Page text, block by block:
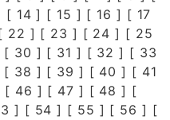
[ 14 ] [ 15 ] [ 16 ] [ 17
22 ] [ 23 ] [ 24 ] [ 25
[ 30 ] [ 31 ] [ 32 ] [ 33
[ 38 ] [ 39 ] [ 40 ] [ 41
[ 46 ] [ 47 ] [ 48 ] [
] [ 54 ] [ 55 ] [ 56 ] [